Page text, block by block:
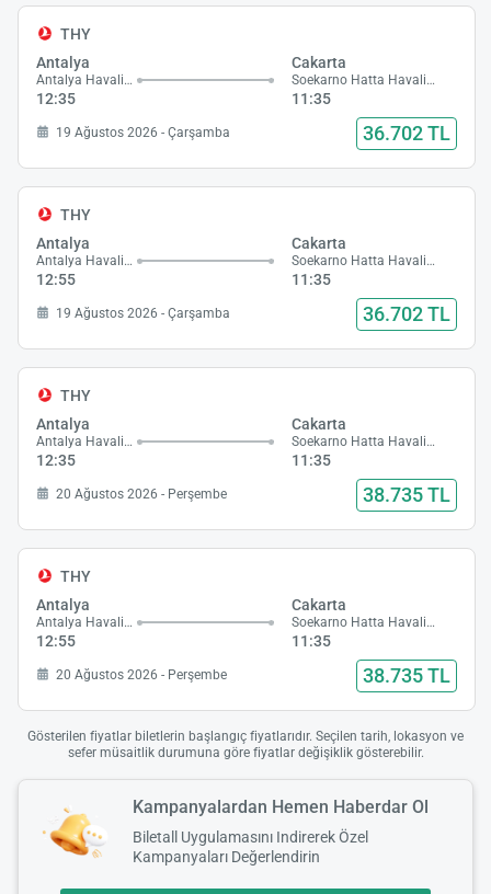
THY
Antalya
Antalya Havalimanı
12:35
Cakarta
Soekarno Hatta Havalimanı
11:35
19 Ağustos 2026 - Çarşamba 36.702 TL
THY
Antalya
Antalya Havalimanı
12:55
Cakarta
Soekarno Hatta Havalimanı
11:35
19 Ağustos 2026 - Çarşamba 36.702 TL
THY
Antalya
Antalya Havalimanı
12:35
Cakarta
Soekarno Hatta Havalimanı
11:35
20 Ağustos 2026 - Perşembe 38.735 TL
THY
Antalya
Antalya Havalimanı
12:55
Cakarta
Soekarno Hatta Havalimanı
11:35
20 Ağustos 2026 - Perşembe 38.735 TL
Gösterilen fiyatlar biletlerin başlangıç fiyatlarıdır. Seçilen tarih, lokasyon ve
sefer müsaitlik durumuna göre fiyatlar değişiklik gösterebilir.
Kampanyalardan Hemen Haberdar Ol
Biletall Uygulamasını Indirerek Özel
Kampanyaları Değerlendirin